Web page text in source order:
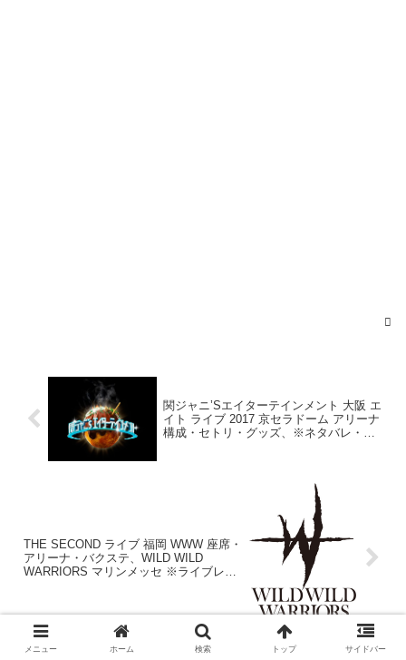
関ジャニ’Sエイターテインメント 大阪 エ
イト ライブ 2017 京セラドーム アリーナ
構成・セトリ・グッズ、※ネタバレ・レ
THE SECOND ライブ 福岡 WWW 座席・
アリーナ・バクステ、WILD WILD
WARRIORS マリンメッセ ※ライブレポ
メニュー ホーム 検索 トップ サイドバー